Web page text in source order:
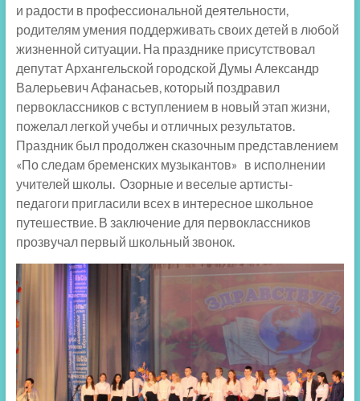
и радости в профессиональной деятельности,
родителям умения поддерживать своих детей в любой
жизненной ситуации. На празднике присутствовал
депутат Архангельской городской Думы Александр
Валерьевич Афанасьев, который поздравил
первоклассников с вступлением в новый этап жизни,
пожелал легкой учебы и отличных результатов.
Праздник был продолжен сказочным представлением
«По следам бременских музыкантов» в исполнении
учителей школы. Озорные и веселые артисты-
педагоги пригласили всех в интересное школьное
путешествие. В заключение для первоклассников
прозвучал первый школьный звонок.